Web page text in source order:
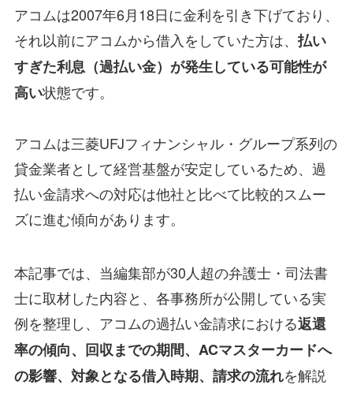
アコムは2007年6月18日に金利を引き下げており、
それ以前にアコムから借入をしていた方は、 払い
すぎた利息（過払い金）が発生している可能性が
高い状態です。
アコムは三菱UFJフィナンシャル・グループ系列の
貸金業者として経営基盤が安定しているため、過
払い金請求への対応は他社と比べて比較的スムー
ズに進む傾向があります。
本記事では、当編集部が30人超の弁護士・司法書
士に取材した内容と、各事務所が公開している実
例を整理し、アコムの過払い金請求における返還
率の傾向、回収までの期間、ACマスターカードへ
の影響、対象となる借入時期、請求の流れを解説